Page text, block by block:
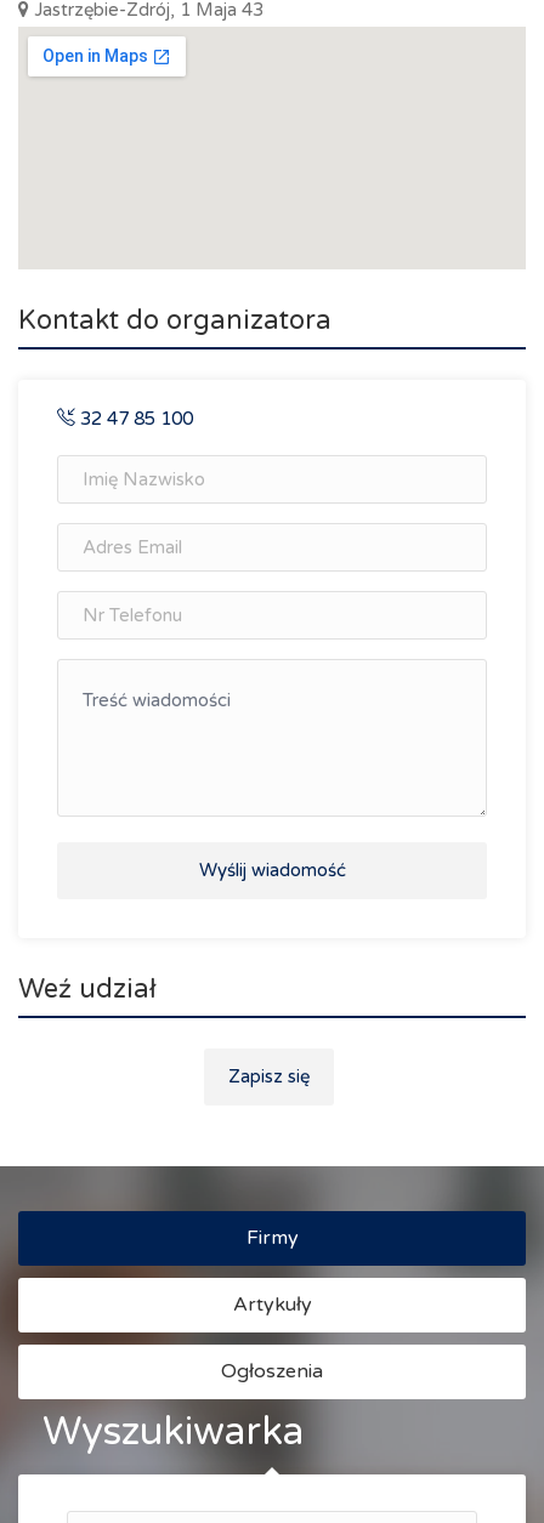
Jastrzębie-Zdrój, 1 Maja 43
Kontakt do organizatora
32 47 85 100
Wyślij wiadomość
Weź udział
Zapisz się
Firmy
Artykuły
Ogłoszenia
Wyszukiwarka